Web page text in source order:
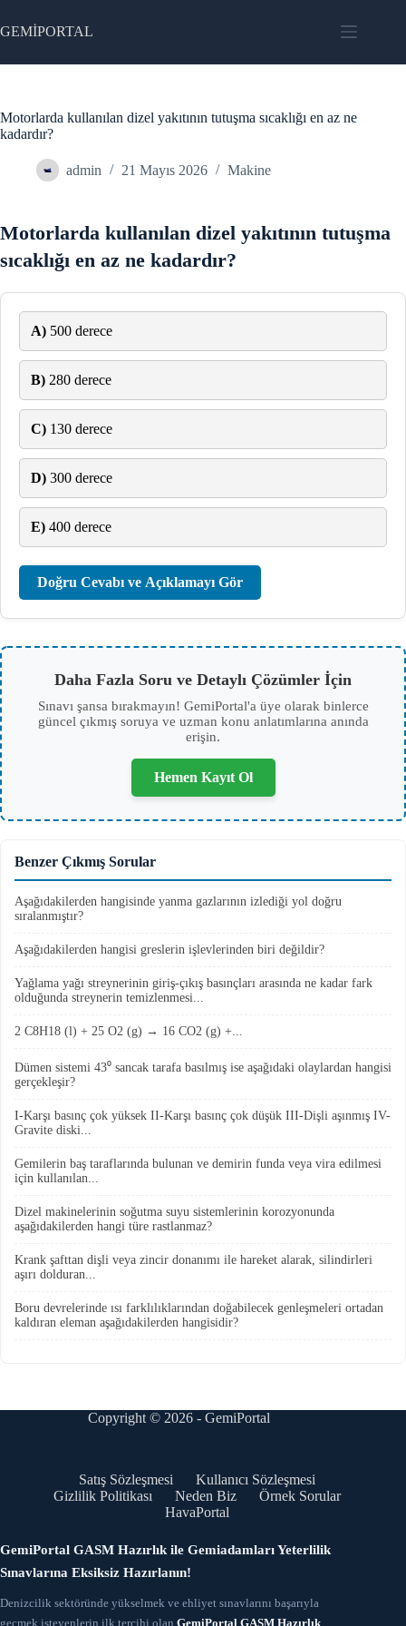
to
content
GEMİPORTAL
Motorlarda kullanılan dizel yakıtının tutuşma sıcaklığı en az ne
kadardır?
admin 21 Mayıs 2026 Makine
Motorlarda kullanılan dizel yakıtının tutuşma
sıcaklığı en az ne kadardır?
A) 500 derece
B) 280 derece
C) 130 derece
D) 300 derece
E) 400 derece
Doğru Cevabı ve Açıklamayı Gör
Daha Fazla Soru ve Detaylı Çözümler İçin
Sınavı şansa bırakmayın! GemiPortal'a üye olarak binlerce
güncel çıkmış soruya ve uzman konu anlatımlarına anında
erişin.
Hemen Kayıt Ol
Benzer Çıkmış Sorular
Aşağıdakilerden hangisinde yanma gazlarının izlediği yol doğru
sıralanmıştır?
Aşağıdakilerden hangisi greslerin işlevlerinden biri değildir?
Yağlama yağı streynerinin giriş-çıkış basınçları arasında ne kadar fark
olduğunda streynerin temizlenmesi...
2 C8H18 (l) + 25 O2 (g) → 16 CO2 (g) +...
Dümen sistemi 43⁰ sancak tarafa basılmış ise aşağıdaki olaylardan hangisi
gerçekleşir?
I-Karşı basınç çok yüksek II-Karşı basınç çok düşük III-Dişli aşınmış IV-
Gravite diski...
Gemilerin baş taraflarında bulunan ve demirin funda veya vira edilmesi
için kullanılan...
Dizel makinelerinin soğutma suyu sistemlerinin korozyonunda
aşağıdakilerden hangi türe rastlanmaz?
Krank şafttan dişli veya zincir donanımı ile hareket alarak, silindirleri
aşırı dolduran...
Boru devrelerinde ısı farklılıklarından doğabilecek genleşmeleri ortadan
kaldıran eleman aşağıdakilerden hangisidir?
Copyright © 2026 - GemiPortal
Satış Sözleşmesi
Kullanıcı Sözleşmesi
Gizlilik Politikası
Neden Biz
Örnek Sorular
HavaPortal
GemiPortal GASM Hazırlık ile Gemiadamları Yeterlilik
Sınavlarına Eksiksiz Hazırlanın!
Denizcilik sektöründe yükselmek ve ehliyet sınavlarını başarıyla
geçmek isteyenlerin ilk tercihi olan GemiPortal GASM Hazırlık